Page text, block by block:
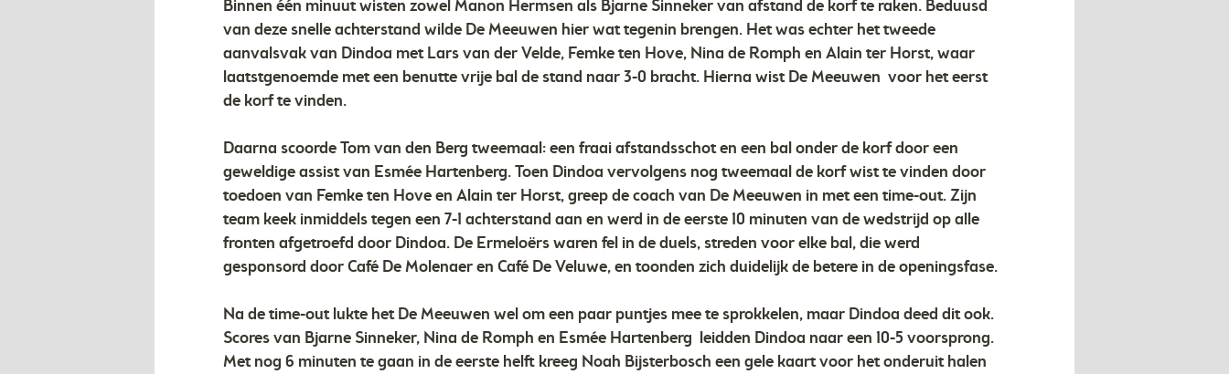
Binnen één minuut wisten zowel Manon Hermsen als Bjarne Sinneker van afstand de korf te raken. Beduusd
van deze snelle achterstand wilde De Meeuwen hier wat tegenin brengen. Het was echter het tweede
aanvalsvak van Dindoa met Lars van der Velde, Femke ten Hove, Nina de Romph en Alain ter Horst, waar
laatstgenoemde met een benutte vrije bal de stand naar 3-0 bracht. Hierna wist De Meeuwen voor het eerst
de korf te vinden.
Daarna scoorde Tom van den Berg tweemaal: een fraai afstandsschot en een bal onder de korf door een
geweldige assist van Esmée Hartenberg. Toen Dindoa vervolgens nog tweemaal de korf wist te vinden door
toedoen van Femke ten Hove en Alain ter Horst, greep de coach van De Meeuwen in met een time-out. Zijn
team keek inmiddels tegen een 7-1 achterstand aan en werd in de eerste 10 minuten van de wedstrijd op alle
fronten afgetroefd door Dindoa. De Ermeloërs waren fel in de duels, streden voor elke bal, die werd
gesponsord door Café De Molenaer en Café De Veluwe, en toonden zich duidelijk de betere in de openingsfase.
Na de time-out lukte het De Meeuwen wel om een paar puntjes mee te sprokkelen, maar Dindoa deed dit ook.
Scores van Bjarne Sinneker, Nina de Romph en Esmée Hartenberg leidden Dindoa naar een 10-5 voorsprong.
Met nog 6 minuten te gaan in de eerste helft kreeg Noah Bijsterbosch een gele kaart voor het onderuit halen